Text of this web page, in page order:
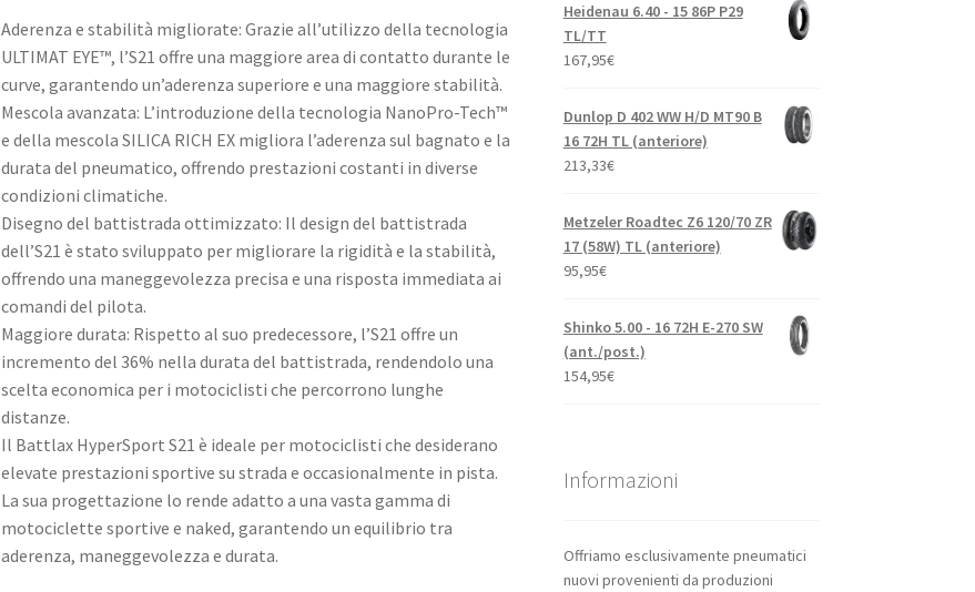
Aderenza e stabilità migliorate: Grazie all’utilizzo della tecnologia
ULTIMAT EYE™, l’S21 offre una maggiore area di contatto durante le
curve, garantendo un’aderenza superiore e una maggiore stabilità. ​
Mescola avanzata: L’introduzione della tecnologia NanoPro-Tech™
e della mescola SILICA RICH EX migliora l’aderenza sul bagnato e la
durata del pneumatico, offrendo prestazioni costanti in diverse
condizioni climatiche. ​
Disegno del battistrada ottimizzato: Il design del battistrada
dell’S21 è stato sviluppato per migliorare la rigidità e la stabilità,
offrendo una maneggevolezza precisa e una risposta immediata ai
comandi del pilota. ​
Maggiore durata: Rispetto al suo predecessore, l’S21 offre un
incremento del 36% nella durata del battistrada, rendendolo una
scelta economica per i motociclisti che percorrono lunghe
distanze. ​
Il Battlax HyperSport S21 è ideale per motociclisti che desiderano
elevate prestazioni sportive su strada e occasionalmente in pista.
La sua progettazione lo rende adatto a una vasta gamma di
motociclette sportive e naked, garantendo un equilibrio tra
aderenza, maneggevolezza e durata.
Heidenau 6.40 - 15 86P P29
TL/TT
167,95€
Dunlop D 402 WW H/D MT90 B
16 72H TL (anteriore)
213,33€
Metzeler Roadtec Z6 120/70 ZR
17 (58W) TL (anteriore)
95,95€
Shinko 5.00 - 16 72H E-270 SW
(ant./post.)
154,95€
Informazioni
Offriamo esclusivamente pneumatici
nuovi provenienti da produzioni